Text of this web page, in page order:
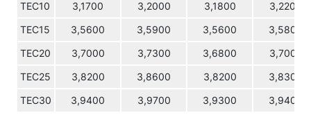
TEC10 3,1700 3,2000 3,1800 3,2200
TEC15 3,5600 3,5900 3,5600 3,5800
TEC20 3,7000 3,7300 3,6800 3,7000
TEC25 3,8200 3,8600 3,8200 3,8300
TEC30 3,9400 3,9700 3,9300 3,9400